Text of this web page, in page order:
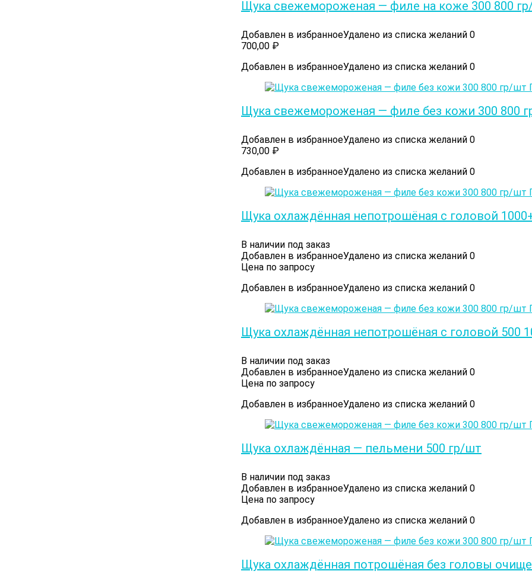
Щука свежемороженая — филе на коже 300 800
Добавлен в избранноеУдалено из списка желаний 0
700,00 ₽
Добавлен в избранноеУдалено из списка желаний 0
Щука свежемороженая — филе без кожи 300 800
Добавлен в избранноеУдалено из списка желаний 0
730,00 ₽
Добавлен в избранноеУдалено из списка желаний 0
Щука охлаждённая непотрошёная с головой
В наличии под заказ
Добавлен в избранноеУдалено из списка желаний 0
Цена по запросу
Добавлен в избранноеУдалено из списка желаний 0
Щука охлаждённая непотрошёная с головой 500
В наличии под заказ
Добавлен в избранноеУдалено из списка желаний 0
Цена по запросу
Добавлен в избранноеУдалено из списка желаний 0
Щука охлаждённая — пельмени 500 гр/шт
В наличии под заказ
Добавлен в избранноеУдалено из списка желаний 0
Цена по запросу
Добавлен в избранноеУдалено из списка желаний 0
Щука охлаждённая потрошёная без головы